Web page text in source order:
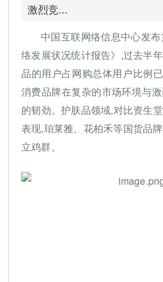
激烈竞...
中国互联网络信息中心发
络发展状况统计报告》,过去半
品的用户占网购总体用户比例
消费品牌在复杂的市场环境与
的韧劲。护肤品领域,对比资生
表现,珀莱雅、花柏禾等国货品
立鸡群。